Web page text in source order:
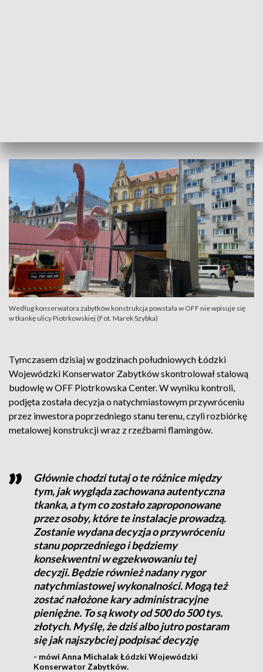
Według konserwatora zabytków konstrukcja powstała w OFF nie wpisuje się
w tkankę ulicy Piotrkowskiej (Fot. Marek Szybka)
Tymczasem dzisiaj w godzinach południowych Łódzki
Wojewódzki Konserwator Zabytków skontrolował stalową
budowlę w OFF Piotrkowska Center. W wyniku kontroli,
podjęta została decyzja o natychmiastowym przywróceniu
przez inwestora poprzedniego stanu terenu, czyli rozbiórkę
metalowej konstrukcji wraz z rzeźbami flamingów.
Głównie chodzi tutaj o te różnice między
tym, jak wygląda zachowana autentyczna
tkanka, a tym co zostało zaproponowane
przez osoby, które te instalacje prowadzą.
Zostanie wydana decyzja o przywróceniu
stanu poprzedniego i będziemy
konsekwentni w egzekwowaniu tej
decyzji. Będzie również nadany rygor
natychmiastowej wykonalności. Mogą też
zostać nałożone kary administracyjne
pieniężne. To są kwoty od 500 do 500 tys.
złotych. Myślę, że dziś albo jutro postaram
się jak najszybciej podpisać decyzję
- mówi Anna Michalak Łódzki Wojewódzki
Konserwator Zabytków.